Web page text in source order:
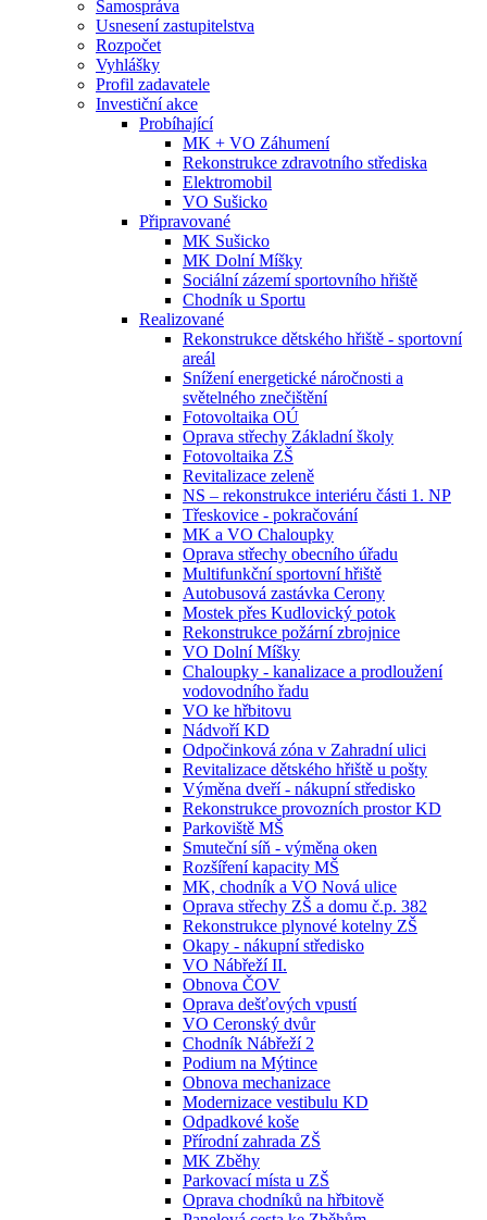
Samospráva
Usnesení zastupitelstva
Rozpočet
Vyhlášky
Profil zadavatele
Investiční akce
Probíhající
MK + VO Záhumení
Rekonstrukce zdravotního střediska
Elektromobil
VO Sušicko
Připravované
MK Sušicko
MK Dolní Míšky
Sociální zázemí sportovního hřiště
Chodník u Sportu
Realizované
Rekonstrukce dětského hřiště - sportovní
areál
Snížení energetické náročnosti a
světelného znečištění
Fotovoltaika OÚ
Oprava střechy Základní školy
Fotovoltaika ZŠ
Revitalizace zeleně
NS – rekonstrukce interiéru části 1. NP
Třeskovice - pokračování
MK a VO Chaloupky
Oprava střechy obecního úřadu
Multifunkční sportovní hřiště
Autobusová zastávka Cerony
Mostek přes Kudlovický potok
Rekonstrukce požární zbrojnice
VO Dolní Míšky
Chaloupky - kanalizace a prodloužení
vodovodního řadu
VO ke hřbitovu
Nádvoří KD
Odpočinková zóna v Zahradní ulici
Revitalizace dětského hřiště u pošty
Výměna dveří - nákupní středisko
Rekonstrukce provozních prostor KD
Parkoviště MŠ
Smuteční síň - výměna oken
Rozšíření kapacity MŠ
MK, chodník a VO Nová ulice
Oprava střechy ZŠ a domu č.p. 382
Rekonstrukce plynové kotelny ZŠ
Okapy - nákupní středisko
VO Nábřeží II.
Obnova ČOV
Oprava dešťových vpustí
VO Ceronský dvůr
Chodník Nábřeží 2
Podium na Mýtince
Obnova mechanizace
Modernizace vestibulu KD
Odpadkové koše
Přírodní zahrada ZŠ
MK Zběhy
Parkovací místa u ZŠ
Oprava chodníků na hřbitově